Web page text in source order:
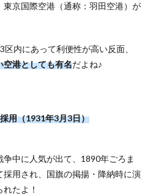
東京国際空港（通称：羽田空港）が
内にあって利便性が高い反面、
空港としても有名だよね♪
用（1931年3月3日）
争中に人気が出て、1890年ごろま
採用され、国旗の掲揚・降納時に演
たよ！